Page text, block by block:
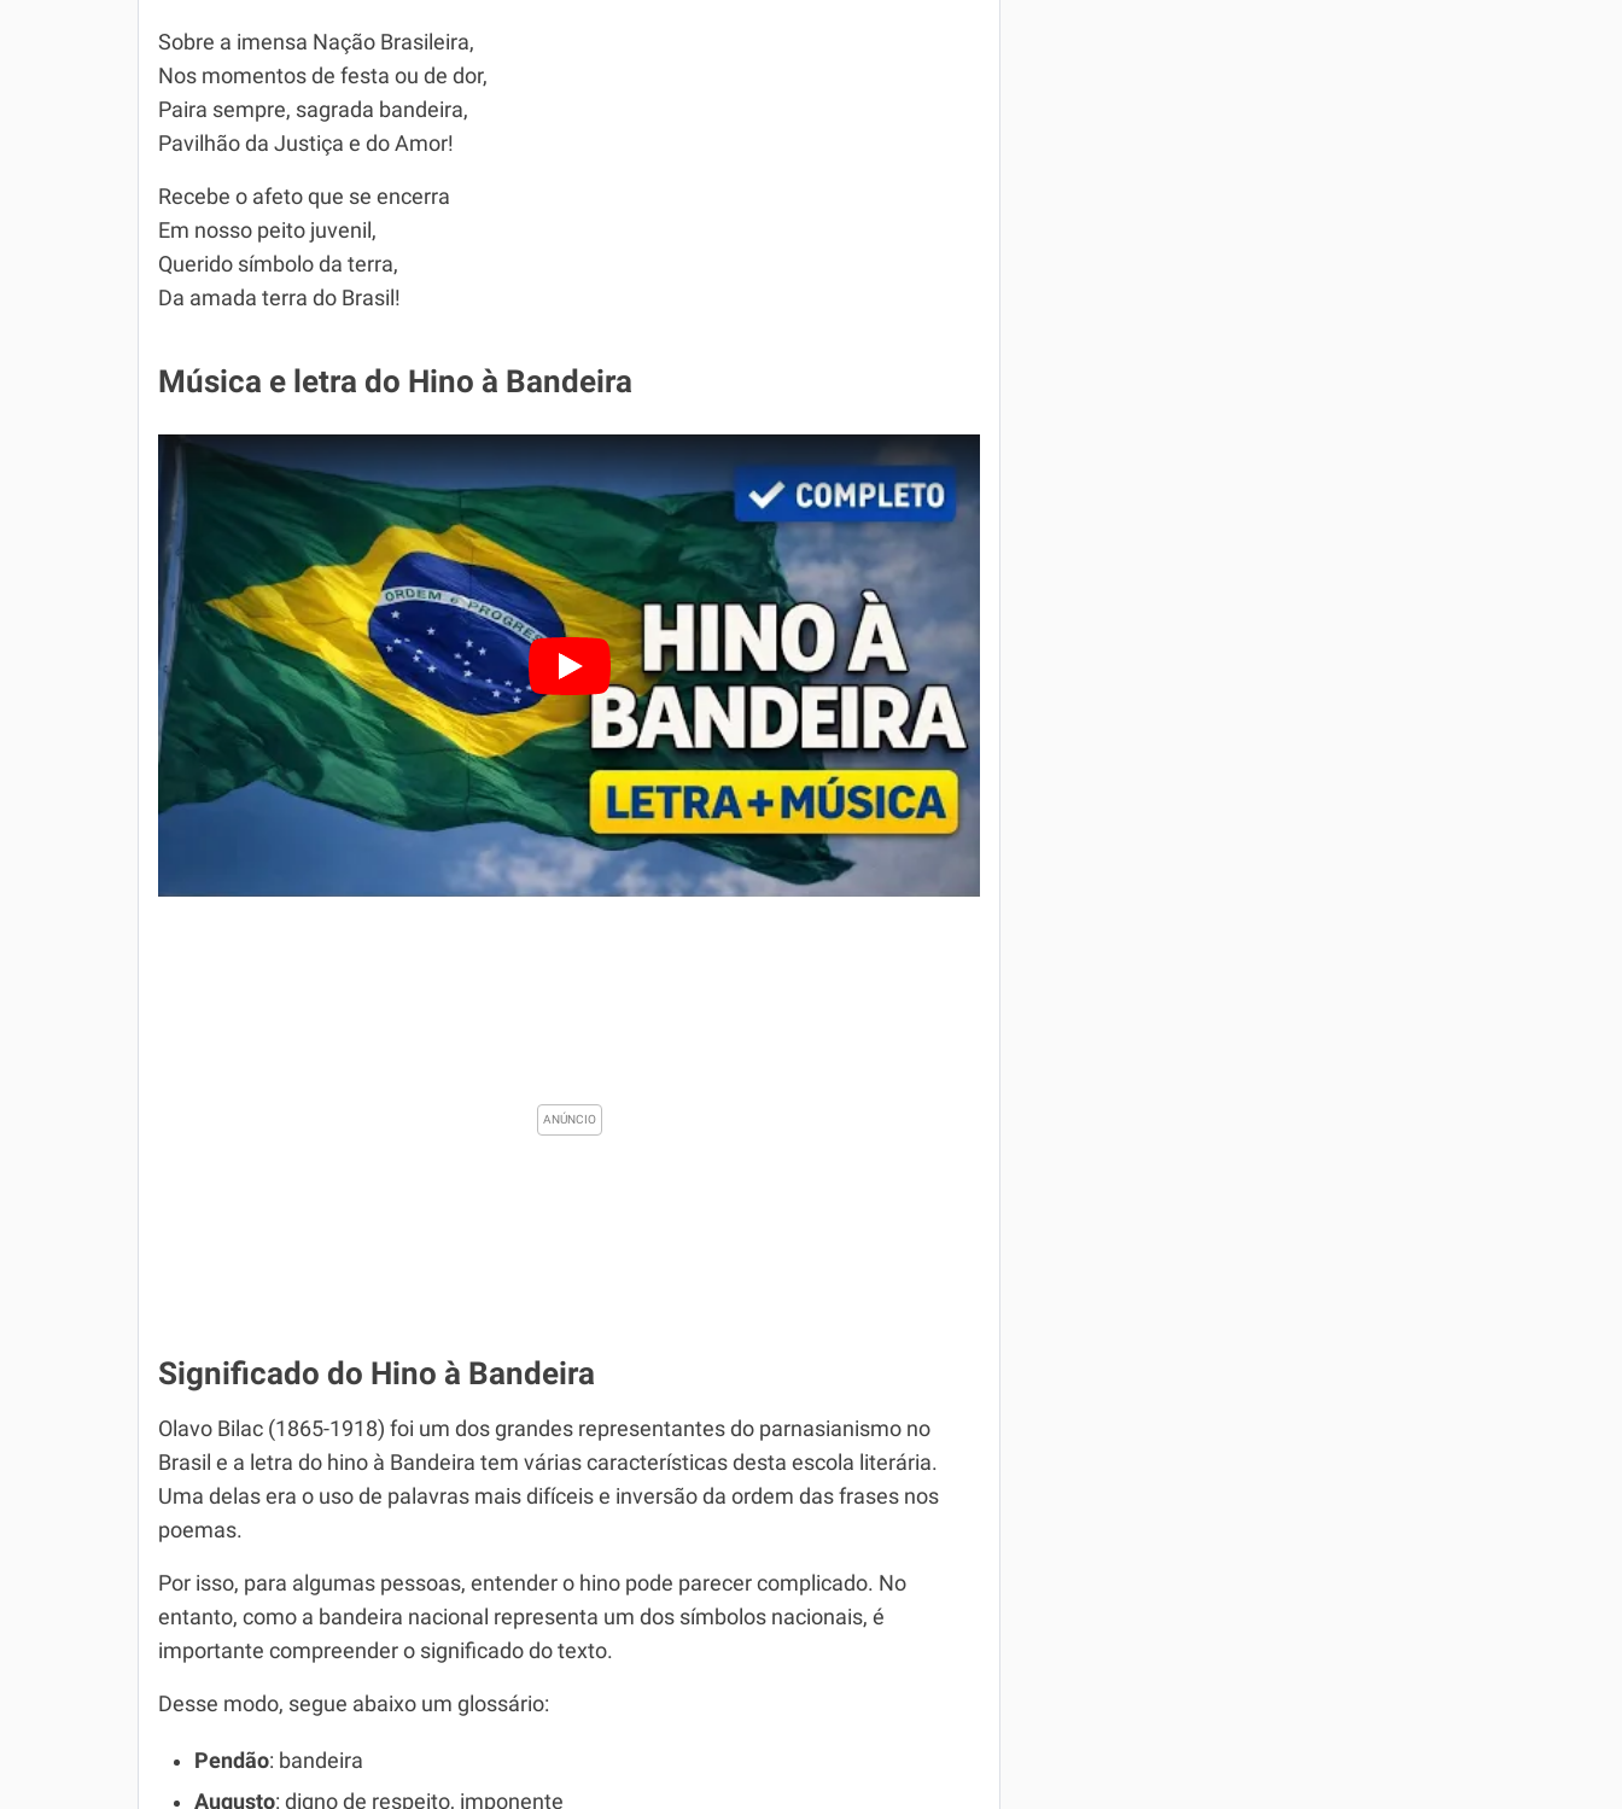
Sobre a imensa Nação Brasileira,
Nos momentos de festa ou de dor,
Paira sempre, sagrada bandeira,
Pavilhão da Justiça e do Amor!
Recebe o afeto que se encerra
Em nosso peito juvenil,
Querido símbolo da terra,
Da amada terra do Brasil!
Música e letra do Hino à Bandeira
Significado do Hino à Bandeira
Olavo Bilac (1865-1918) foi um dos grandes representantes do parnasianismo no
Brasil e a letra do hino à Bandeira tem várias características desta escola literária.
Uma delas era o uso de palavras mais difíceis e inversão da ordem das frases nos
poemas.
Por isso, para algumas pessoas, entender o hino pode parecer complicado. No
entanto, como a bandeira nacional representa um dos símbolos nacionais, é
importante compreender o significado do texto.
Desse modo, segue abaixo um glossário:
Pendão: bandeira
Augusto: digno de respeito, imponente